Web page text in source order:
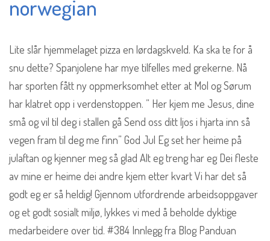
norwegian
Lite slår hjemmelaget pizza en lørdagskveld. Ka ska te for å
snu dette? Spanjolene har mye tilfelles med grekerne. Nå
har sporten fått ny oppmerksomhet etter at Mol og Sørum
har klatret opp i verdenstoppen. ” Her kjem me Jesus, dine
små og vil til deg i stallen gå Send oss ditt ljos i hjarta inn så
vegen fram til deg me finn” God Jul Eg set her heime på
julaftan og kjenner meg så glad Alt eg treng har eg Dei fleste
av mine er heime dei andre kjem etter kvart Vi har det så
godt eg er så heldig! Gjennom utfordrende arbeidsoppgaver
og et godt sosialt miljø, lykkes vi med å beholde dyktige
medarbeidere over tid. #384 Innlegg fra Blog Panduan